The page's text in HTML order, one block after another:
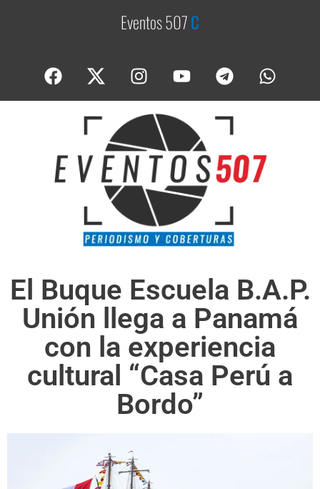
Eventos 507Cob
El Buque Escuela B.A.P.
Unión llega a Panamá
con la experiencia
cultural “Casa Perú a
Bordo”